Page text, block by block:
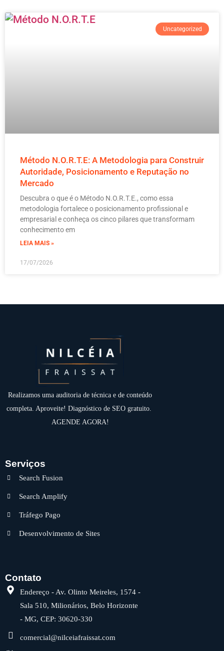
Uncategorized
Método N.O.R.T.E: A Metodologia para Construir
Autoridade, Posicionamento e Reputação no
Mercado
Descubra o que é o Método N.O.R.T.E., como essa
metodologia fortalece o posicionamento profissional e
empresarial e conheça os cinco pilares que transformam
conhecimento em
LEIA MAIS »
17/07/2026
Realizamos uma auditoria de técnica e de conteúdo
completa. Aproveite! Diagnóstico de SEO gratuito.
AGENDE AGORA!
Serviços
Search Fusion
Search Amplify
Tráfego Pago
Desenvolvimento de Sites
Contato
Endereço - Av. Olinto Meireles, 1574 -
Sala 510, Milionários, Belo Horizonte
- MG, CEP: 30620-330
comercial@nilceiafraissat.com